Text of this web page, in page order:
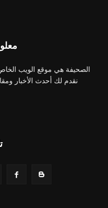
الصحيفة هي موقع الويب
نقدم لك أحدث الأخبار